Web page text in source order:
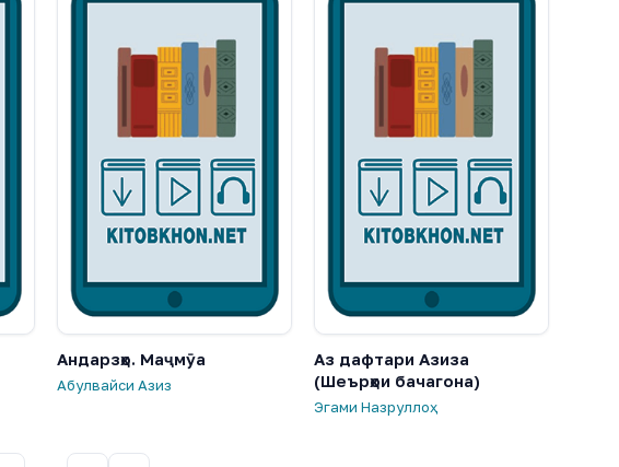
Андарзҳо. Маҷмӯа
Абулвайси Азиз
Аз дафтари Азиза
(Шеърҳои бачагона)
Эгами Назруллоҳ